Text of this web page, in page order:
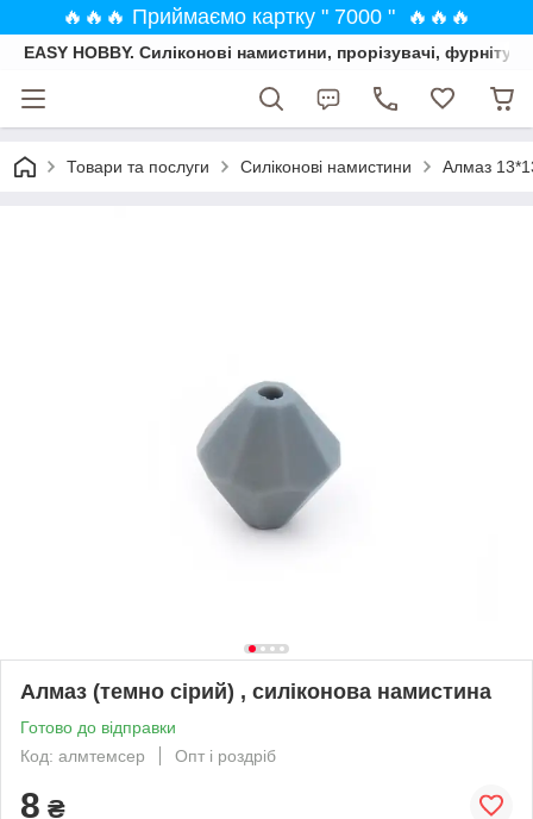
🔥🔥🔥 Приймаємо картку " 7000 " 🔥🔥🔥
EASY HOBBY. Силіконові намистини, прорізувачі,
Товари та послуги Силіконові намистини Алмаз
Алмаз (темно сірий) , силіконова намистина
Готово до відправки
Код: алмтемсер
Опт і роздріб
8 ₴